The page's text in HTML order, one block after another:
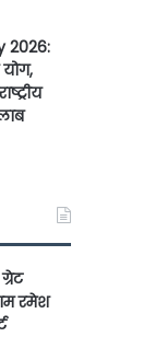
2026:
रमेश